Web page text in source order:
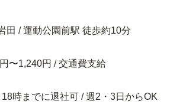
田 / 運動公園前駅 徒歩約10分
〜1,240円 / 交通費支給
18時までに退社可 / 週2・3日からOK